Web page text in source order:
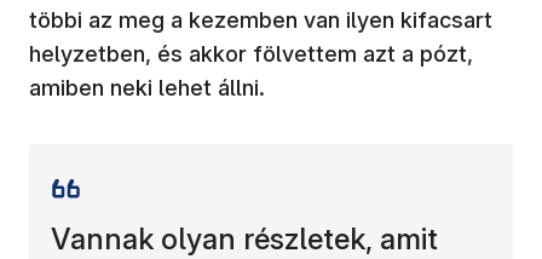
többi az meg a kezemben van ilyen kifacsart
helyzetben, és akkor fölvettem azt a pózt,
amiben neki lehet állni.
Vannak olyan részletek, amit